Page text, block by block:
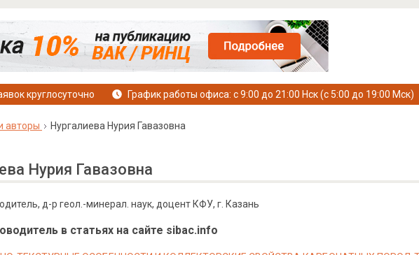
круглосуточно График работы офиса: с 9:00 до 21:00 Нск (с 5:00 до 19:00 Мск)
авторы Нургалиева Нурия Гавазовна
Нурия Гавазовна
д-р геол.-минерал. наук, доцент КФУ, г. Казань
в статьях на сайте sibac.info